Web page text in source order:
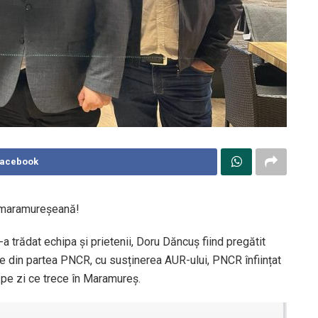
trădat echipa și prietenii, Doru Dăncuș fiind pregătit
partea PNCR, cu susținerea AUR-ului, PNCR înființat
zi ce trece în Maramureș.